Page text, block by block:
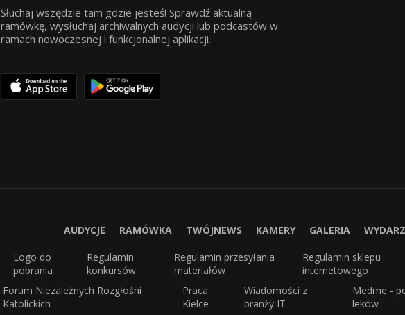
Słuchaj wszędzie tam gdzie jesteś! Sprawdź aktualną
ramówkę, wysłuchaj archiwalnych audycji lub podcastów w
ramach nowoczesnej i funkcjonalnej aplikacji.
AUDYCJE RAMÓWKA TWÓJNEWS KAMERY GALERIA
Logo do
pobrania
Regulamin
konkursów
Regulamin przesyłania
materiałów
Regulamin sklepu
internetowego
Forum Niezależnych Rozgłośni
Katolickich
Praca
Kielce
Wiadomości z
branży IT
Medme -
leków